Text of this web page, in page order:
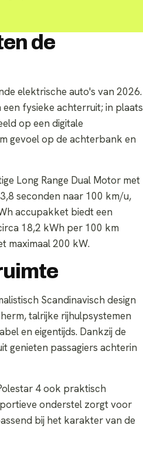
de
elektrische auto's van 2026.
fysieke achterruit; in plaats
op een digitale
gevoel op de achterbank en
Long Range Dual Motor met
seconden naar 100 km/u,
accupakket biedt een
18,2 kWh per 100 km
maximaal 200 kW.
Scandinavisch design
talrijke rijhulpsystemen
en eigentijds. Dankzij de
genieten passagiers achterin
4 ook praktisch
onderstel zorgt voor
bij het karakter van de